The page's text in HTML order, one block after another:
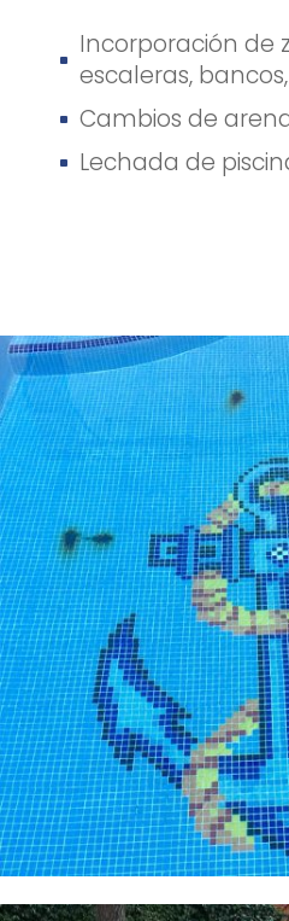
^
Incorporación de
escaleras,
^ Cambios de
^ Lechada de